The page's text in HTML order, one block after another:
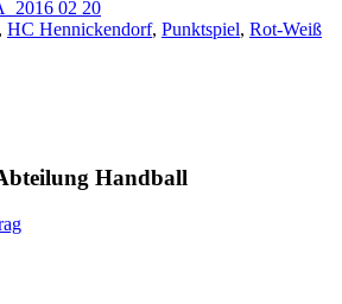
, HC Hennickendorf, Punktspiel, Rot-Weiß
Handball